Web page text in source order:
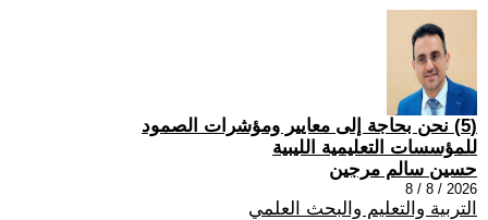
(5) نحن بحاجة إلى معايير ومؤشرات الصمود
للمؤسسات التعليمية الليبية
حسين سالم مرجين
2026 / 8 / 8
التربية والتعليم والبحث العلمي